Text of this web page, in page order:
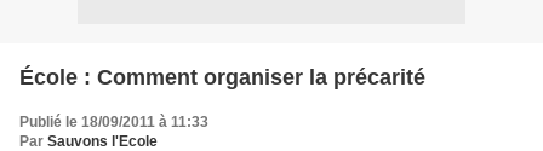
École : Comment organiser la précarité
Publié le 18/09/2011 à 11:33
Par Sauvons l'Ecole